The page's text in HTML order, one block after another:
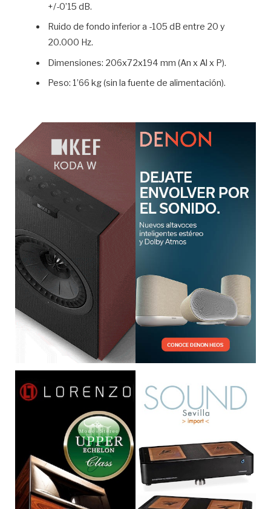
+/-0’15 dB.
Ruido de fondo inferior a -105 dB entre 20 y
20.000 Hz.
Dimensiones: 206x72x194 mm (An x Al x P).
Peso: 1’66 kg (sin la fuente de alimentación).